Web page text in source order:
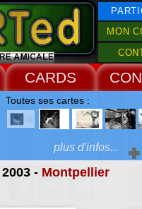
MON
CARDS
- Montpellier
Toutes ses cartes :
plus d'infos...